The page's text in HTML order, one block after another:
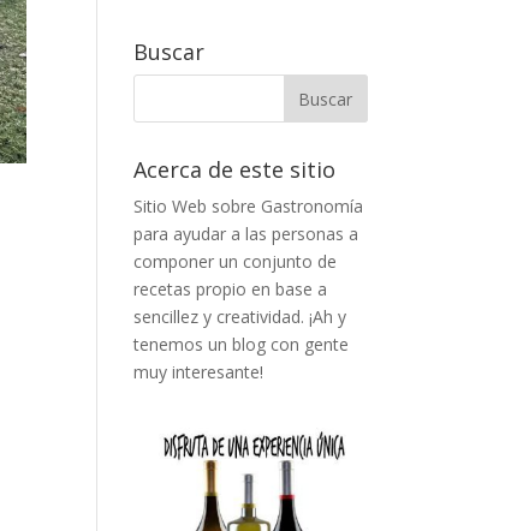
Buscar
Acerca de este sitio
Sitio Web sobre Gastronomía
para ayudar a las personas a
componer un conjunto de
recetas propio en base a
sencillez y creatividad. ¡Ah y
tenemos un blog con gente
muy interesante!